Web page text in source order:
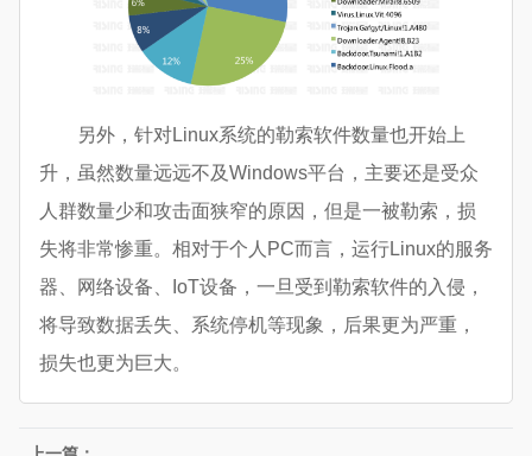
另外，针对Linux系统的勒索软件数量也开始上
升，虽然数量远远不及Windows平台，主要还是受众
人群数量少和攻击面狭窄的原因，但是一被勒索，损
失将非常惨重。相对于个人PC而言，运行Linux的服务
器、网络设备、IoT设备，一旦受到勒索软件的入侵，
将导致数据丢失、系统停机等现象，后果更为严重，
损失也更为巨大。